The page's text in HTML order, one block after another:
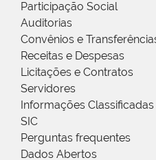
Participação Social
Auditorias
Convênios e
Receitas e Despesas
Licitações e Contratos
Servidores
Informações Classificadas
SIC
Perguntas frequentes
Dados Abertos